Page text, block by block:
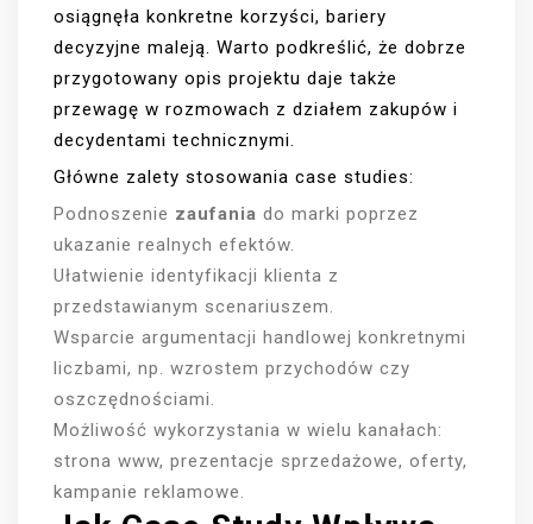
osiągnęła konkretne korzyści, bariery
decyzyjne maleją. Warto podkreślić, że dobrze
przygotowany opis projektu daje także
przewagę w rozmowach z działem zakupów i
decydentami technicznymi.
Główne zalety stosowania case studies:
Podnoszenie zaufania do marki poprzez
ukazanie realnych efektów.
Ułatwienie identyfikacji klienta z
przedstawianym scenariuszem.
Wsparcie argumentacji handlowej konkretnymi
liczbami, np. wzrostem przychodów czy
oszczędnościami.
Możliwość wykorzystania w wielu kanałach:
strona www, prezentacje sprzedażowe, oferty,
kampanie reklamowe.